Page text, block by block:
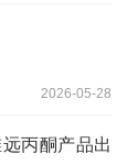
2026-05-28
丙酮产品出